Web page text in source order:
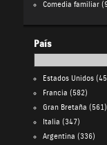
Comedia familiar
País
Estados Unidos
Francia (582)
Gran Bretaña (561)
Italia (347)
Argentina (336)